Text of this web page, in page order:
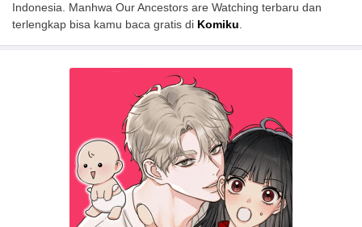
Indonesia. Manhwa Our Ancestors are Watching terbaru dan
terlengkap bisa kamu baca gratis di Komiku